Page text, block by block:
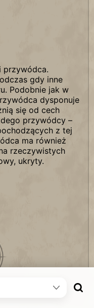
przywódca.
gdy inne
Podobnie jak w
dysponuje
się od cech
przywódcy –
z tej
ma również
rzeczywistych
ukryty.